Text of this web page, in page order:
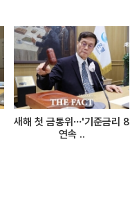
새해 첫 금통위…'기준금리 8
연속 ..